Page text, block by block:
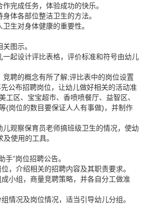
成任务，体验成功的快乐。
各部位整洁卫生的方法。
对身体健康的重要性。
图示。
起设计评比表格，评价标准和符号由幼儿
聘的概念有所了解;评比表中的岗位设置
公布招聘岗位，让幼儿做好相关的活动准
工区、宝宝超市、香喷喷餐厅、益智区、
(岗位的数目要保证人人有事做)，并制作
观察保育员老师搞班级卫生的情况，使幼
使用的工具。
”岗位招聘公告。
介绍相关的招聘内容及其职责要求。
组，商量竞聘策略，并各自分工做准
况及岗位情况，适当引导幼儿分组。